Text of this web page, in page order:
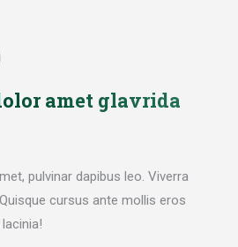
amet glavrida
pulvinar dapibus leo. Viverra
cursus ante mollis eros